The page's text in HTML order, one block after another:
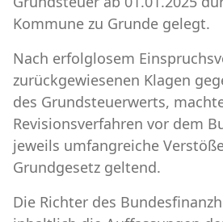
Kommune zu Grunde gelegt.
Nach erfolglosem
zurückgewiesenen Klagen
des Grundsteuerwerts,
Revisionsverfahren vor dem
jeweils umfangreiche
Grundgesetz geltend.
Die Richter des